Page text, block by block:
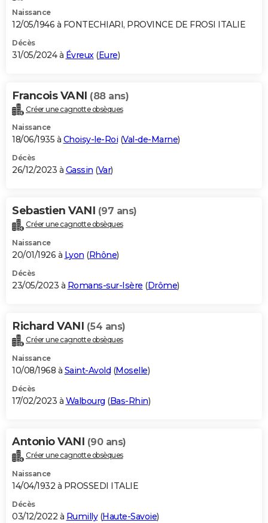
Naissance
12/05/1946 à FONTECHIARI, PROVINCE DE FROSI ITALIE
Décès
31/05/2024 à Évreux (Eure)
Francois VANI (88 ans)
Créer une cagnotte obsèques
Naissance
18/06/1935 à Choisy-le-Roi (Val-de-Marne)
Décès
26/12/2023 à Gassin (Var)
Sebastien VANI (97 ans)
Créer une cagnotte obsèques
Naissance
20/01/1926 à Lyon (Rhône)
Décès
23/05/2023 à Romans-sur-Isère (Drôme)
Richard VANI (54 ans)
Créer une cagnotte obsèques
Naissance
10/08/1968 à Saint-Avold (Moselle)
Décès
17/02/2023 à Walbourg (Bas-Rhin)
Antonio VANI (90 ans)
Créer une cagnotte obsèques
Naissance
14/04/1932 à PROSSEDI ITALIE
Décès
03/12/2022 à Rumilly(Haute-Savoie)